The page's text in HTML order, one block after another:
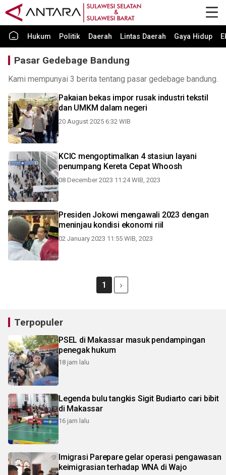
Hukum Politik Daerah Lintas Daerah Gaya Hidup
Pasar Gedebage Bandung
Kami mempunyai 3 berita tentang pasar gedebage bandung.
Pakaian bekas impor rusak industri tekstil
dan UMKM dalam negeri
20 August 2025 6:32 WIB
KCIC mengoptimalkan 4 stasiun layani
penumpang Kereta Cepat Whoosh
08 December 2023 11:24 WIB, 2023
Presiden Jokowi mengawali 2023 dengan
meninjau kondisi ekonomi riil
02 January 2023 11:55 WIB, 2023
1
Terpopuler
PSEL di Makassar masuk pendampingan
penegak hukum
18 jam lalu
Legenda bulu tangkis Sigit Budiarto cari bibit
di Makassar
16 jam lalu
Imigrasi Parepare gelar operasi pengawasan
keimigrasian terhadap WNA di Wajo